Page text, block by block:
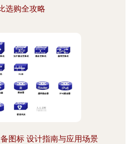
选购全攻略
图标 设计指南与应用场景